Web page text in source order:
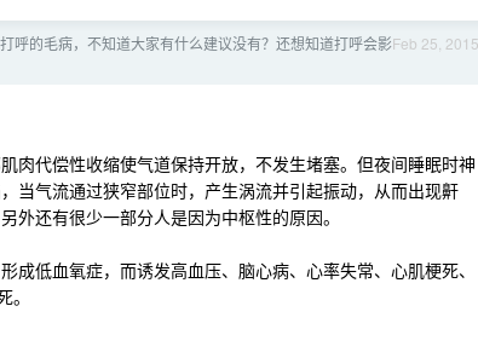
Feb 25, 2015
呼的毛病，不知道大家有什么建议没有？还想知道打呼会影
肉代偿性收缩使气道保持开放，不发生堵塞。但夜间睡眠时神
当气流通过狭窄部位时，产生涡流并引起振动，从而出现鼾
外还有很少一部分人是因为中枢性的原因。
低血氧症，而诱发高血压、脑心病、心率失常、心肌梗死、